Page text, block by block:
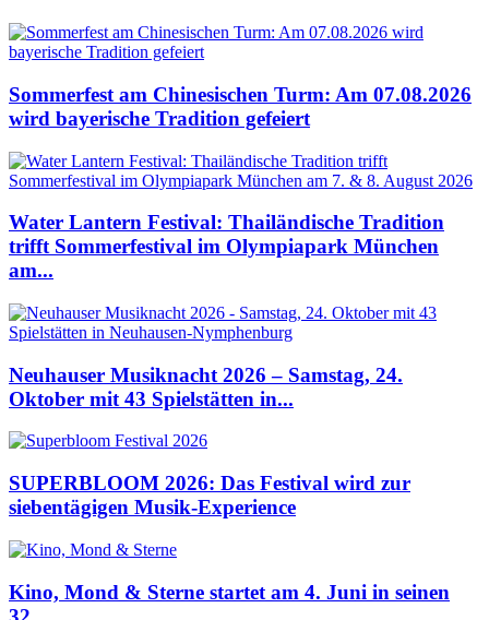
Sommerfest am Chinesischen Turm: Am 07.08.2026
wird bayerische Tradition gefeiert
Water Lantern Festival: Thailändische Tradition
trifft Sommerfestival im Olympiapark München
am...
Neuhauser Musiknacht 2026 – Samstag, 24.
Oktober mit 43 Spielstätten in...
SUPERBLOOM 2026: Das Festival wird zur
siebentägigen Musik-Experience
Kino, Mond & Sterne startet am 4. Juni in seinen